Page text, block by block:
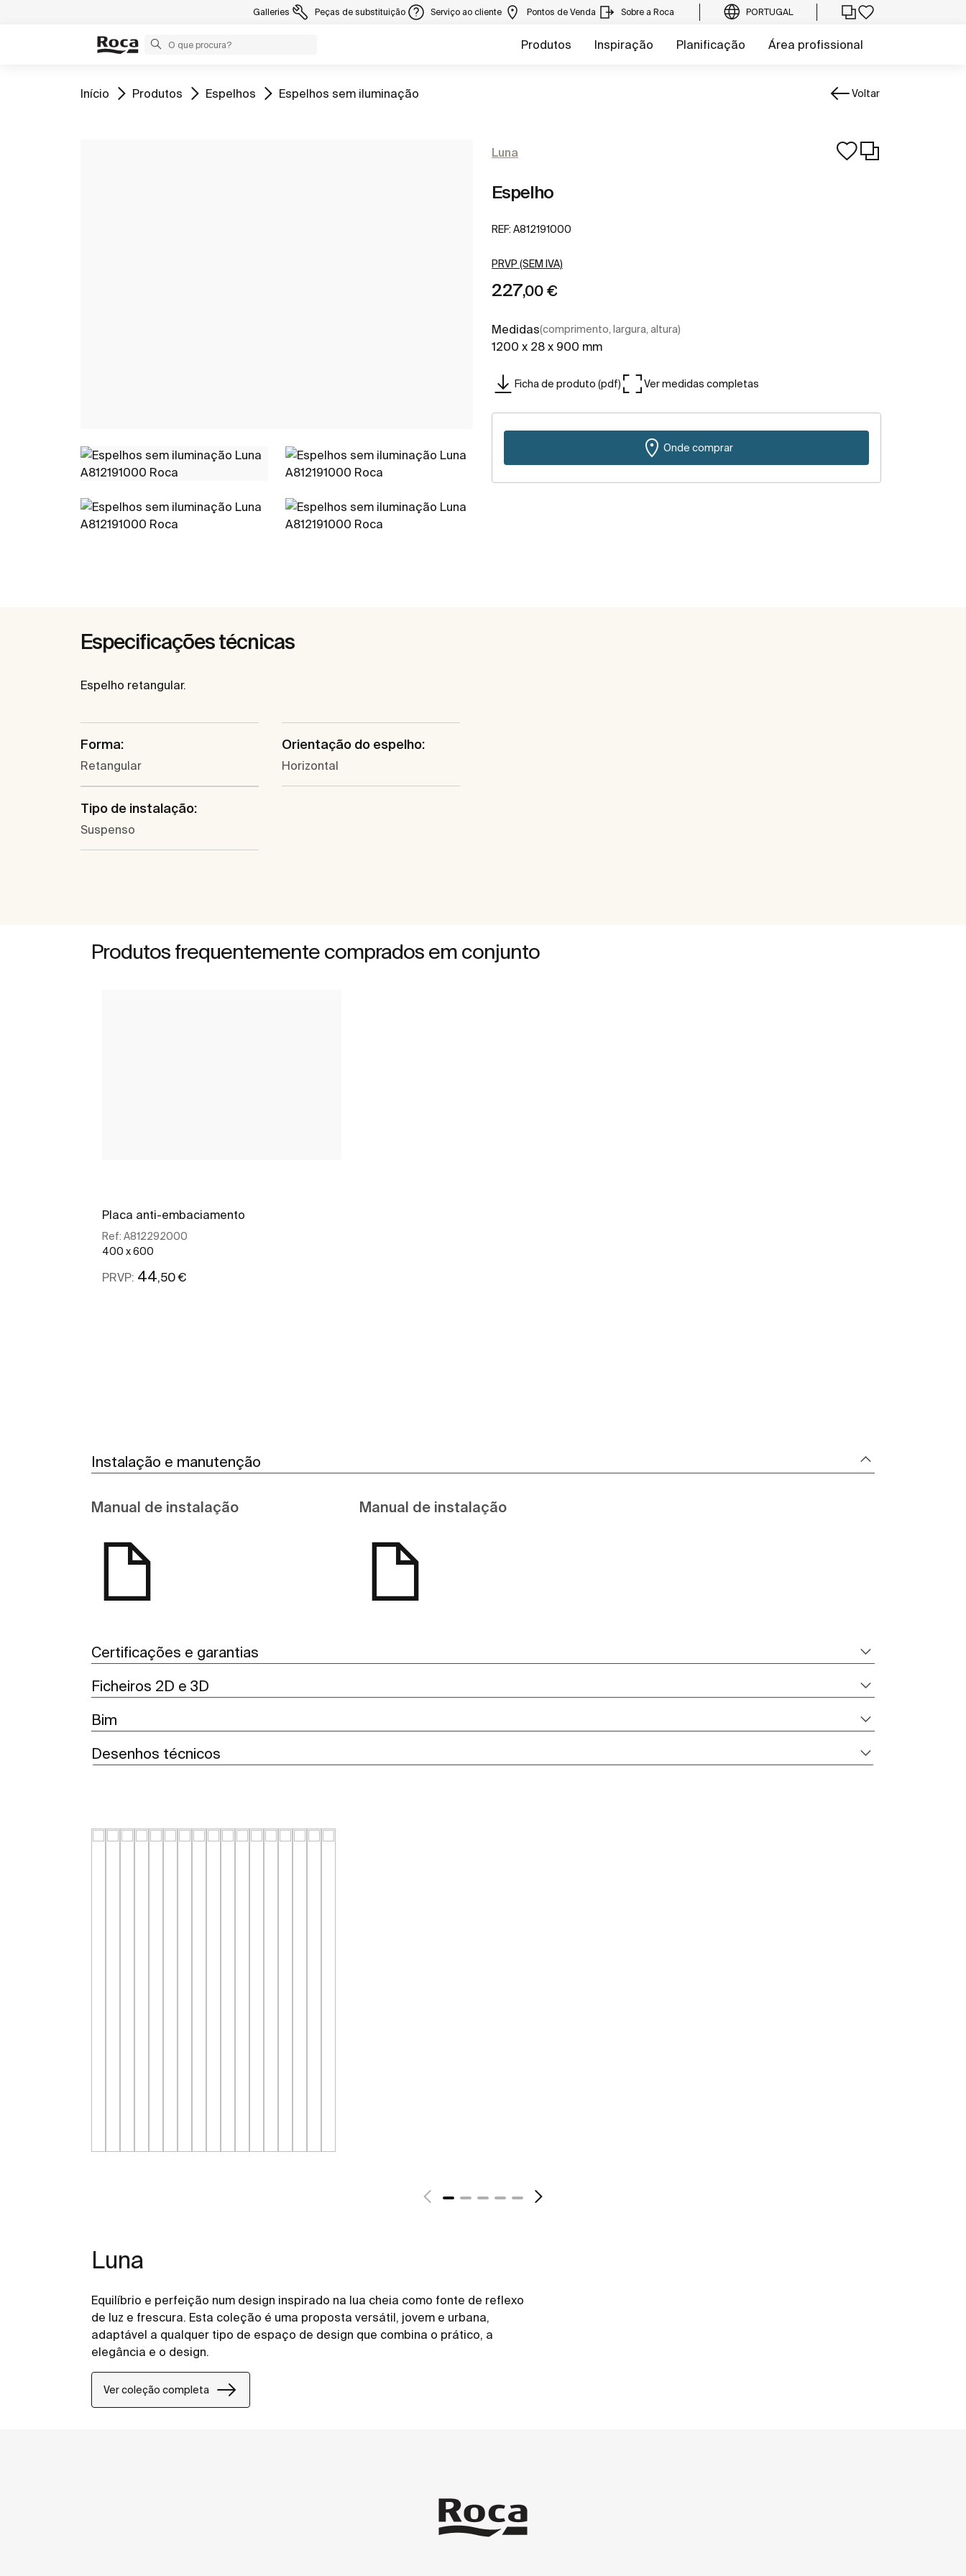
Galleries Peças de substituição Serviço ao cliente Pontos de Venda Sobre a Roca PORTUGAL
Produtos Inspiração Planificação Área profissional
Ir para
Início Ir para
Produtos Ir para
Espelhos Ir para
Espelhos sem iluminação Voltar
Luna
Espelho
REF: A812191000
PRVP (SEM IVA)
227,00 €
Medidas(comprimento, largura, altura)
1200 x 28 x 900 mm
Ficha de produto (pdf) Ver medidas completas
Onde comprar
Especificações técnicas
Espelho retangular.
Forma:
Retangular
Orientação do espelho:
Horizontal
Tipo de instalação:
Suspenso
Produtos frequentemente comprados em conjunto
Placa anti-embaciamento
Ref: A812292000
400 x 600
PRVP: 44,50 €
Instalação e manutenção
Manual de instalação Manual de instalação
Certificações e garantias
Ficheiros 2D e 3D
Bim
Desenhos técnicos
Luna
Equilíbrio e perfeição num design inspirado na lua cheia como fonte de reflexo
de luz e frescura. Esta coleção é uma proposta versátil, jovem e urbana,
adaptável a qualquer tipo de espaço de design que combina o prático, a
elegância e o design.
Ver coleção completa